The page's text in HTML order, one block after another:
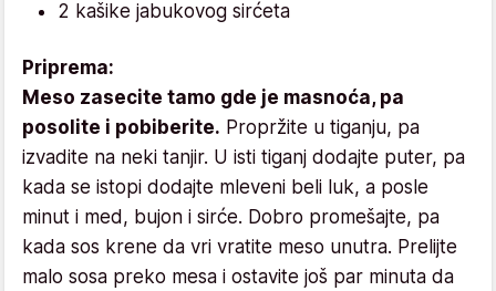
2 kašike jabukovog sirćeta
Priprema:
Meso zasecite tamo gde je masnoća, pa
posolite i pobiberite. Propržite u tiganju, pa
izvadite na neki tanjir. U isti tiganj dodajte puter, pa
kada se istopi dodajte mleveni beli luk, a posle
minut i med, bujon i sirće. Dobro promešajte, pa
kada sos krene da vri vratite meso unutra. Prelijte
malo sosa preko mesa i ostavite još par minuta da